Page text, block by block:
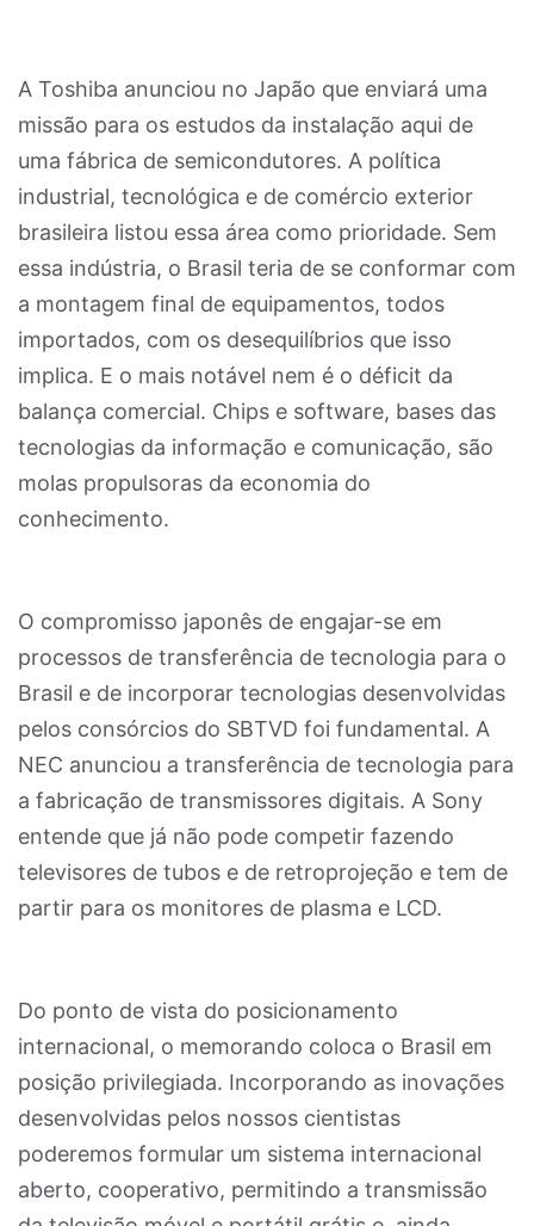
A Toshiba anunciou no Japão que enviará uma
missão para os estudos da instalação aqui de
uma fábrica de semicondutores. A política
industrial, tecnológica e de comércio exterior
brasileira listou essa área como prioridade. Sem
essa indústria, o Brasil teria de se conformar com
a montagem final de equipamentos, todos
importados, com os desequilíbrios que isso
implica. E o mais notável nem é o déficit da
balança comercial. Chips e software, bases das
tecnologias da informação e comunicação, são
molas propulsoras da economia do
conhecimento.
O compromisso japonês de engajar-se em
processos de transferência de tecnologia para o
Brasil e de incorporar tecnologias desenvolvidas
pelos consórcios do SBTVD foi fundamental. A
NEC anunciou a transferência de tecnologia para
a fabricação de transmissores digitais. A Sony
entende que já não pode competir fazendo
televisores de tubos e de retroprojeção e tem de
partir para os monitores de plasma e LCD.
Do ponto de vista do posicionamento
internacional, o memorando coloca o Brasil em
posição privilegiada. Incorporando as inovações
desenvolvidas pelos nossos cientistas
poderemos formular um sistema internacional
aberto, cooperativo, permitindo a transmissão